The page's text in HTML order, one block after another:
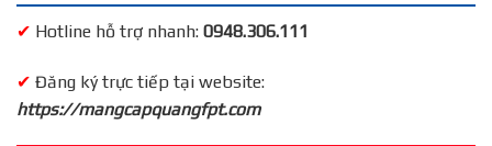
✔ Hotline hỗ trợ nhanh: 0948.306.111
✔ Đăng ký trực tiếp tại website:
https://mangcapquangfpt.com